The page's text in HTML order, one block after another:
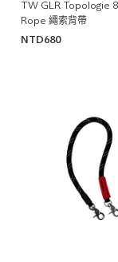
TW GLR Topologie
Rope 繩索背帶
NTD680